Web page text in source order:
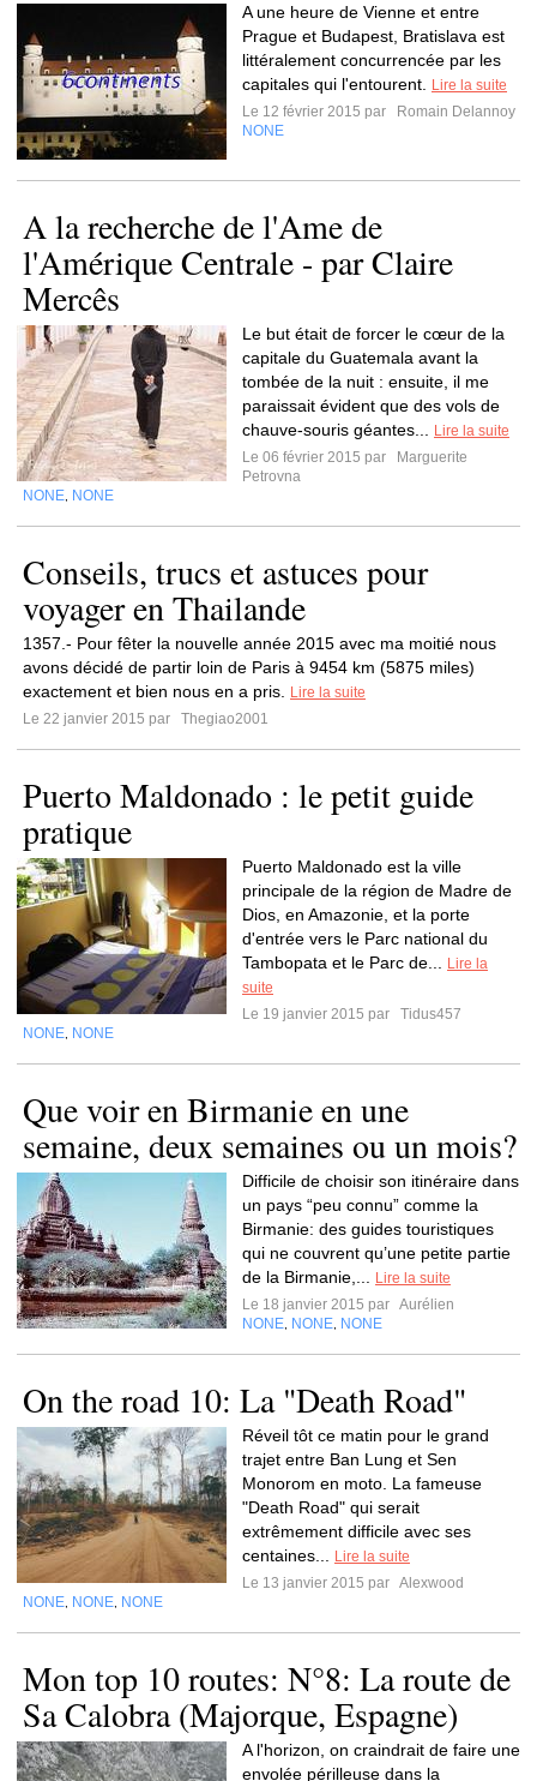
A une heure de Vienne et entre
Prague et Budapest, Bratislava est
littéralement concurrencée par les
capitales qui l'entourent.
Lire la suite
Le 12 février 2015 par
Romain Delannoy
NONE
A la recherche de l'Ame de
l'Amérique Centrale - par Claire
Mercês
Le but était de forcer le cœur de la
capitale du Guatemala avant la
tombée de la nuit : ensuite, il me
paraissait évident que des vols de
chauve-souris géantes...
Lire la suite
Le 06 février 2015 par
Marguerite
Petrovna
NONE NONE
Conseils, trucs et astuces pour
voyager en Thailande
1357.- Pour fêter la nouvelle année 2015 avec ma moitié nous
avons décidé de partir loin de Paris à 9454 km (5875 miles)
exactement et bien nous en a pris.
Lire la suite
Le 22 janvier 2015 par
Thegiao2001
Puerto Maldonado : le petit guide
pratique
Puerto Maldonado est la ville
principale de la région de Madre de
Dios, en Amazonie, et la porte
d'entrée vers le Parc national du
Tambopata et le Parc de...
Lire la
suite
Le 19 janvier 2015 par
Tidus457
NONE NONE
Que voir en Birmanie en une
semaine, deux semaines ou un mois?
Difficile de choisir son itinéraire dans
un pays “peu connu” comme la
Birmanie: des guides touristiques
qui ne couvrent qu’une petite partie
de la Birmanie,...
Lire la suite
Le 18 janvier 2015 par Aurélien
NONE NONE NONE
On the road 10: La "Death Road"
Réveil tôt ce matin pour le grand
trajet entre Ban Lung et Sen
Monorom en moto. La fameuse
"Death Road" qui serait
extrêmement difficile avec ses
centaines...
Lire la suite
Le 13 janvier 2015 par Alexwood
NONE NONE NONE
Mon top 10 routes: N°8: La route de
Sa Calobra (Majorque, Espagne)
A l'horizon, on craindrait de faire une
envolée périlleuse dans la